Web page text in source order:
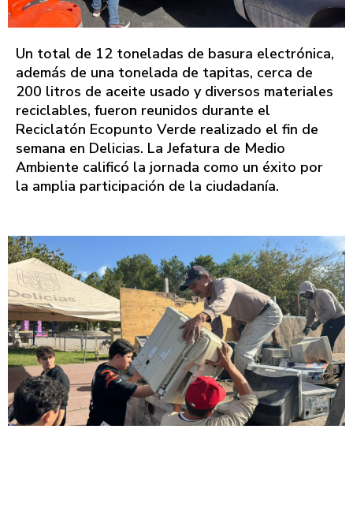
Un total de 12 toneladas de basura electrónica,
además de una tonelada de tapitas, cerca de
200 litros de aceite usado y diversos materiales
reciclables, fueron reunidos durante el
Reciclatón Ecopunto Verde realizado el fin de
semana en Delicias. La Jefatura de Medio
Ambiente calificó la jornada como un éxito por
la amplia participación de la ciudadanía.